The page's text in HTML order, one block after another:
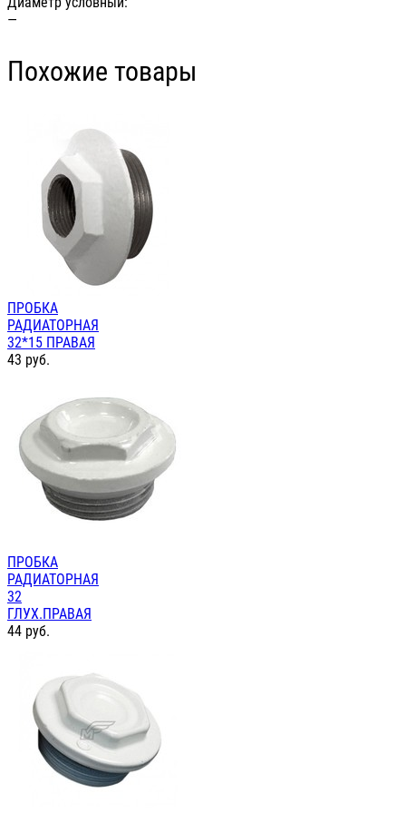
—
Похожие товары
ПРОБКА
РАДИАТОРНАЯ
32*15 ПРАВАЯ
43 руб.
ПРОБКА
РАДИАТОРНАЯ
32
ГЛУХ.ПРАВАЯ
44 руб.